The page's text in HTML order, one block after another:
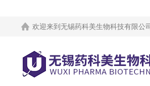
欢迎来到 无锡药科美生物科技有限公